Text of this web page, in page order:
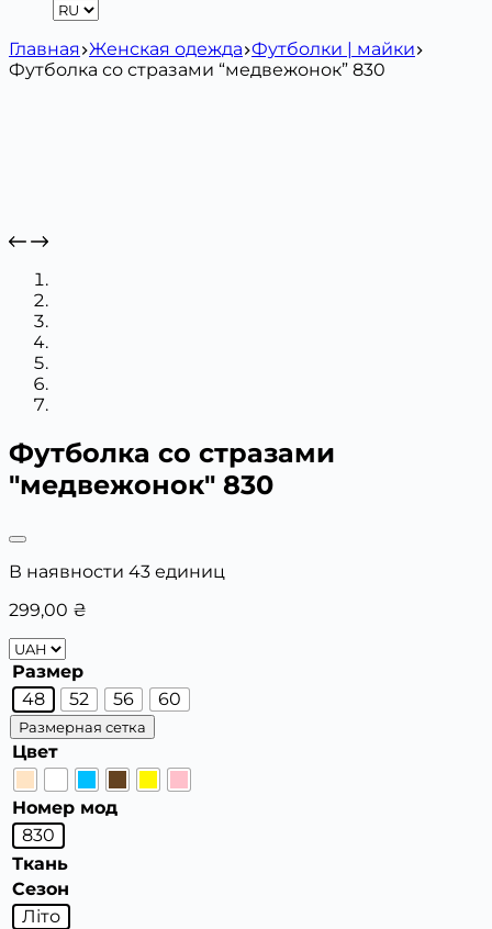
Главная Женская одежда Футболки | майки
Футболка со стразами “медвежонок” 830
Футболка со стразами
"медвежонок" 830
В наявности 43 единиц
299,00 ₴
Размер
48
52 56 60
Размерная сетка
Цвет
Номер мод
830
Ткань
Сезон
Літо